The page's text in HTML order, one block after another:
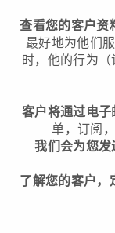
查看您的客户资
最好地为他们
时，他的行为
客户将通过电
单，订阅
我们会为您发
了解您的客户，